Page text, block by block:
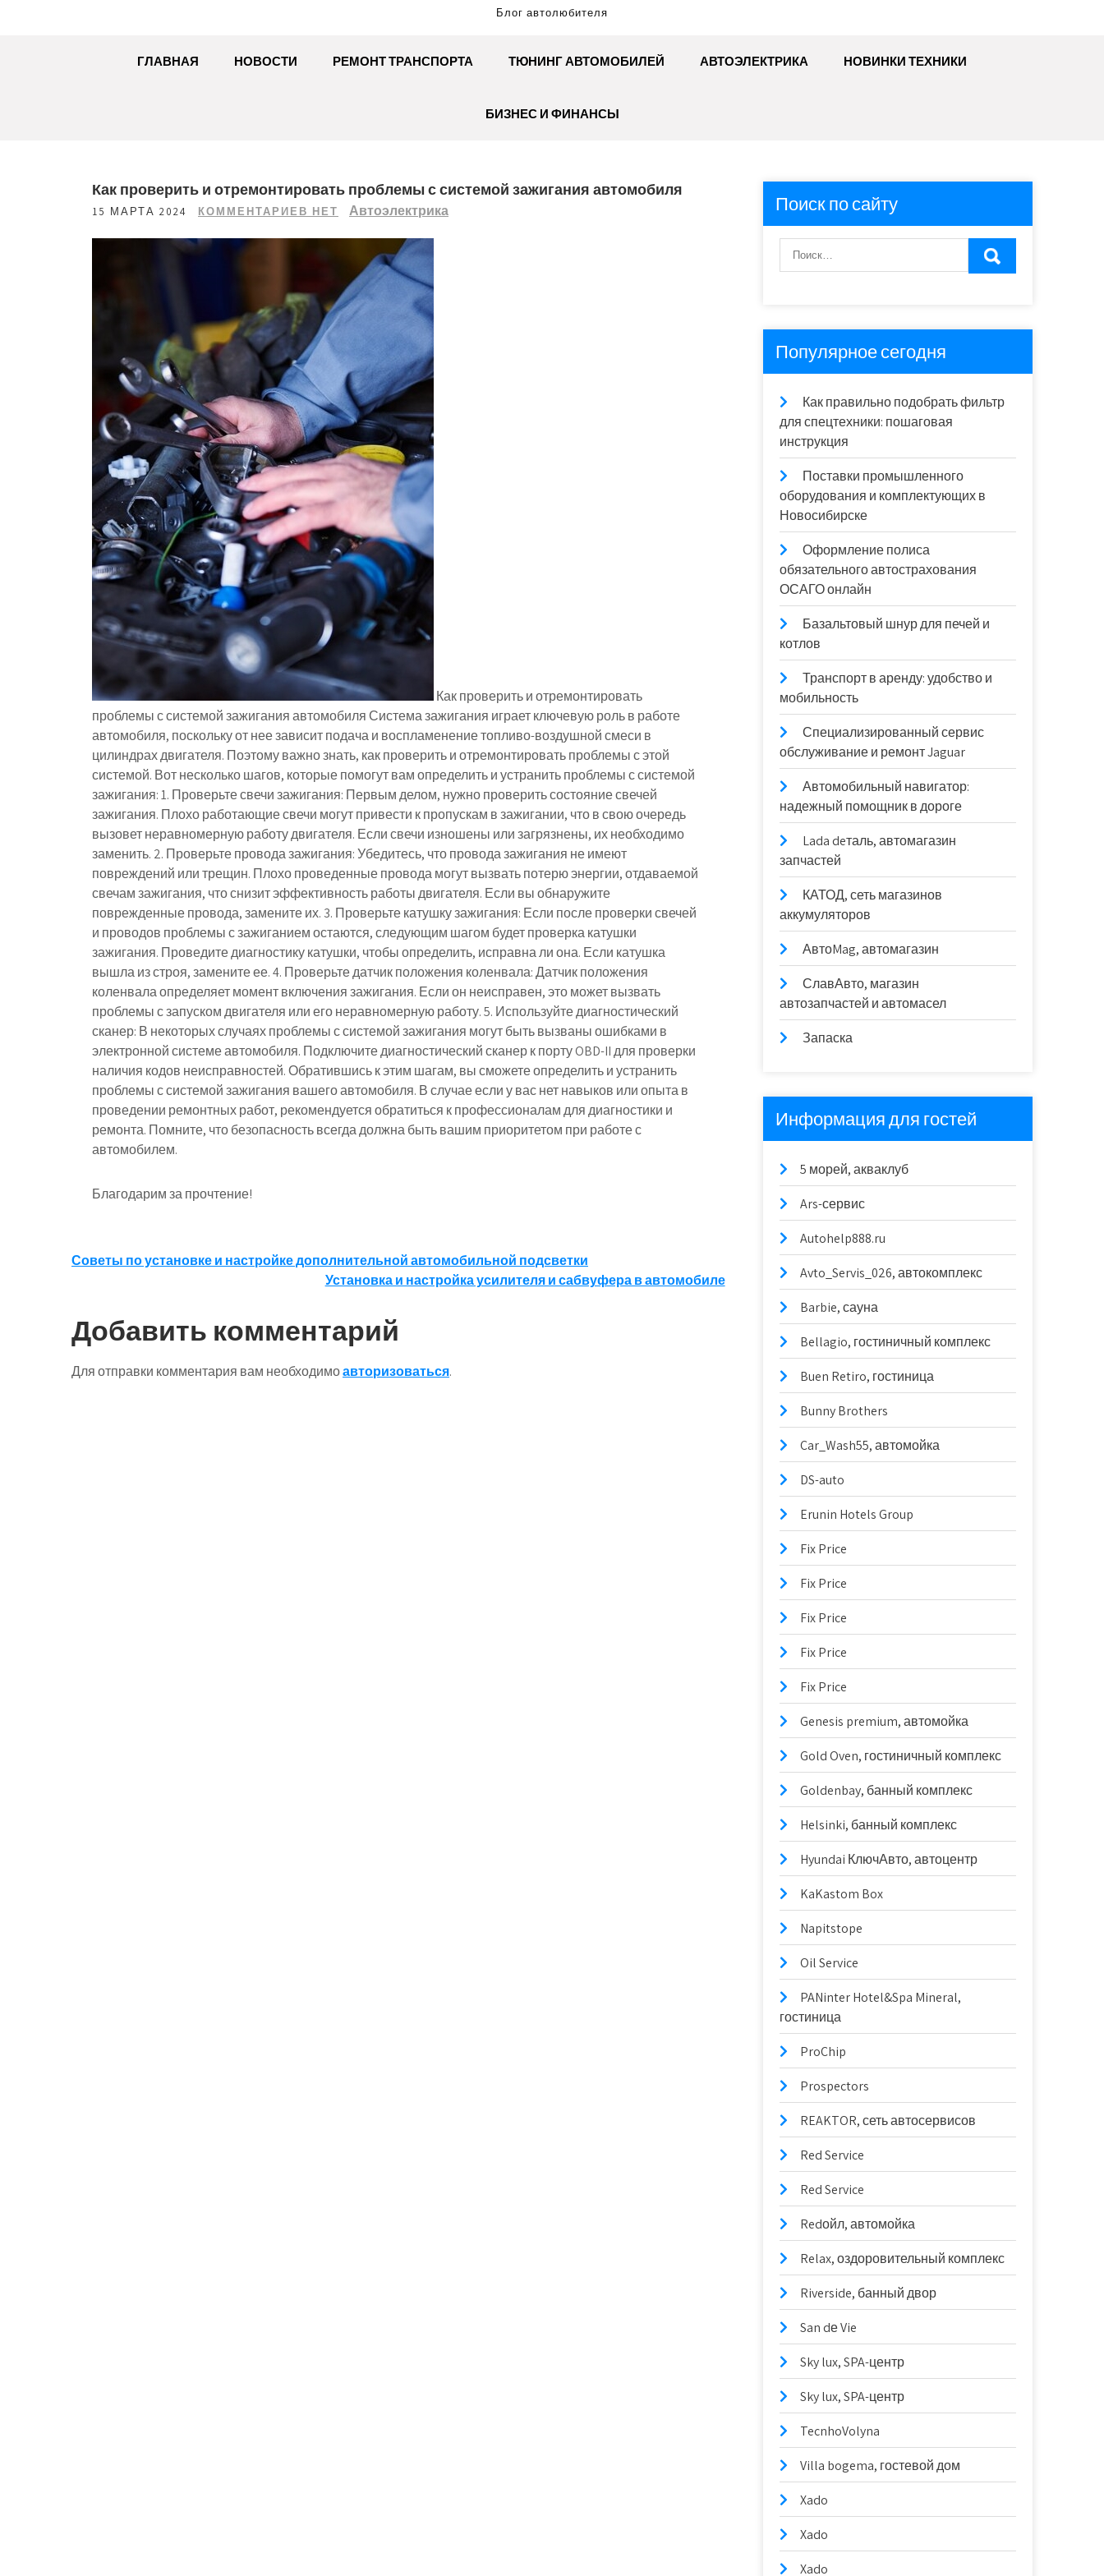
Блог автолюбителя
ГЛАВНАЯ НОВОСТИ РЕМОНТ ТРАНСПОРТА ТЮНИНГ АВТОМОБИЛЕЙ АВТОЭЛЕКТРИКА НОВИНКИ ТЕХНИКИ
БИЗНЕС И ФИНАНСЫ
Как проверить и отремонтировать проблемы с системой зажигания автомобиля
15 МАРТА 2024 КОММЕНТАРИЕВ НЕТ Автоэлектрика
Как проверить и отремонтировать
проблемы с системой зажигания автомобиля Система зажигания играет ключевую роль в работе
автомобиля, поскольку от нее зависит подача и воспламенение топливо-воздушной смеси в
цилиндрах двигателя. Поэтому важно знать, как проверить и отремонтировать проблемы с этой
системой. Вот несколько шагов, которые помогут вам определить и устранить проблемы с системой
зажигания: 1. Проверьте свечи зажигания: Первым делом, нужно проверить состояние свечей
зажигания. Плохо работающие свечи могут привести к пропускам в зажигании, что в свою очередь
вызовет неравномерную работу двигателя. Если свечи изношены или загрязнены, их необходимо
заменить. 2. Проверьте провода зажигания: Убедитесь, что провода зажигания не имеют
повреждений или трещин. Плохо проведенные провода могут вызвать потерю энергии, отдаваемой
свечам зажигания, что снизит эффективность работы двигателя. Если вы обнаружите
поврежденные провода, замените их. 3. Проверьте катушку зажигания: Если после проверки свечей
и проводов проблемы с зажиганием остаются, следующим шагом будет проверка катушки
зажигания. Проведите диагностику катушки, чтобы определить, исправна ли она. Если катушка
вышла из строя, замените ее. 4. Проверьте датчик положения коленвала: Датчик положения
коленвала определяет момент включения зажигания. Если он неисправен, это может вызвать
проблемы с запуском двигателя или его неравномерную работу. 5. Используйте диагностический
сканер: В некоторых случаях проблемы с системой зажигания могут быть вызваны ошибками в
электронной системе автомобиля. Подключите диагностический сканер к порту OBD-II для проверки
наличия кодов неисправностей. Обратившись к этим шагам, вы сможете определить и устранить
проблемы с системой зажигания вашего автомобиля. В случае если у вас нет навыков или опыта в
проведении ремонтных работ, рекомендуется обратиться к профессионалам для диагностики и
ремонта. Помните, что безопасность всегда должна быть вашим приоритетом при работе с
автомобилем.
Благодарим за прочтение!
Навигация
записям
Советы по установке и настройке дополнительной автомобильной подсветки
Установка и настройка усилителя и сабвуфера в автомобиле
Добавить комментарий
Для отправки комментария вам необходимоавторизоваться.
Поиск по сайту
Популярное сегодня
Как правильно подобрать фильтр
для спецтехники: пошаговая
инструкция
Поставки промышленного
оборудования и комплектующих в
Новосибирске
Оформление полиса
обязательного автострахования
ОСАГО онлайн
Базальтовый шнур для печей и
котлов
Транспорт в аренду: удобство и
мобильность
Специализированный сервис
обслуживание и ремонт Jaguar
Автомобильный навигатор:
надежный помощник в дороге
Lada deталь, автомагазин
запчастей
КАТОД, сеть магазинов
аккумуляторов
АвтоMag, автомагазин
СлавАвто, магазин
автозапчастей и автомасел
Запаска
Информация для гостей
5 морей, акваклуб
Ars-сервис
Autohelp888.ru
Avto_Servis_026, автокомплекс
Barbie, сауна
Bellagio, гостиничный комплекс
Buen Retiro, гостиница
Bunny Brothers
Car_Wash55, автомойка
DS-auto
Erunin Hotels Group
Fix Price
Fix Price
Fix Price
Fix Price
Fix Price
Genesis premium, автомойка
Gold Oven, гостиничный комплекс
Goldenbay, банный комплекс
Helsinki, банный комплекс
Hyundai КлючАвто, автоцентр
KaKastom Box
Napitstope
Oil Service
PANinter Hotel&Spa Mineral,
гостиница
ProChip
Prospectors
REAKTOR, сеть автосервисов
Red Service
Red Service
Redойл, автомойка
Relax, оздоровительный комплекс
Riverside, банный двор
San dе Vie
Sky lux, SPA-центр
Sky lux, SPA-центр
TecnhoVolyna
Villa bogema, гостевой дом
Xado
Xado
Xado